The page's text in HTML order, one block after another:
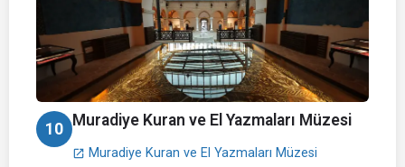
10 Muradiye Kuran ve El Yazmaları Müzesi
open_in_new Muradiye Kuran ve El Yazmaları Müzesi